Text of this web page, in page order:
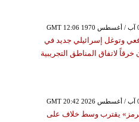
وتوغل إسرائيلي جديد في
خرقاً لاتفاق المناطق التجريبية
يقترب وسط خلاف على